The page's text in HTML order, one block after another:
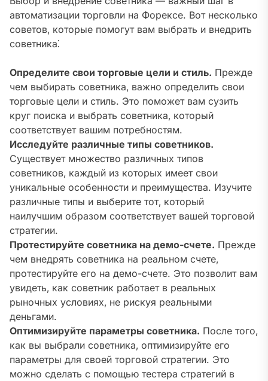
автоматизации торговли на Форексе. Вот несколько
советов‚ которые помогут вам выбрать и внедрить
советника⁚
Определите свои торговые цели и стиль. Прежде
чем выбирать советника‚ важно определить свои
торговые цели и стиль. Это поможет вам сузить
круг поиска и выбрать советника‚ который
соответствует вашим потребностям.
Исследуйте различные типы советников.
Существует множество различных типов
советников‚ каждый из которых имеет свои
уникальные особенности и преимущества. Изучите
различные типы и выберите тот‚ который
наилучшим образом соответствует вашей торговой
стратегии.
Протестируйте советника на демо-счете. Прежде
чем внедрять советника на реальном счете‚
протестируйте его на демо-счете. Это позволит вам
увидеть‚ как советник работает в реальных
рыночных условиях‚ не рискуя реальными
деньгами.
Оптимизируйте параметры советника. После того‚
как вы выбрали советника‚ оптимизируйте его
параметры для своей торговой стратегии. Это
можно сделать с помощью тестера стратегий в